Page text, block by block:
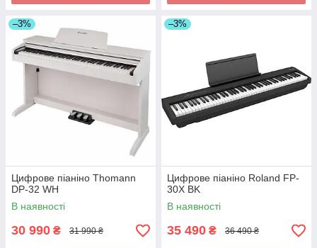
–3%
Цифрове піаніно Thomann
DP-32 WH
В наявності
30 990 ₴ 31 990 ₴
–3%
Цифрове піаніно Roland FP-
30X BK
В наявності
35 490 ₴ 36 490 ₴